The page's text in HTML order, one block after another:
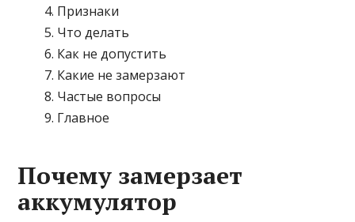
Признаки
Что делать
Как не допустить
Какие не замерзают
Частые вопросы
Главное
Почему замерзает
аккумулятор